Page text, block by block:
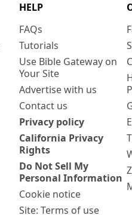
HELP
FAQs
Tutorials
Use Bible Gateway on
Your Site
Advertise with us
Contact us
Privacy policy
California Privacy
Rights
Do Not Sell My
Personal Information
Cookie notice
Site: Terms of use